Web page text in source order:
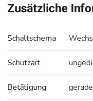
Zusätzliche
Schaltschema
Schutzart
Betätigung